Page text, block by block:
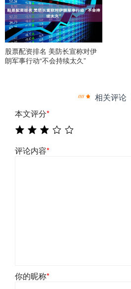
股票配资排名 美防长宣称对伊
朗军事行动“不会持续太久”
相关评论
本文评分*
评论内容*
你的昵称*